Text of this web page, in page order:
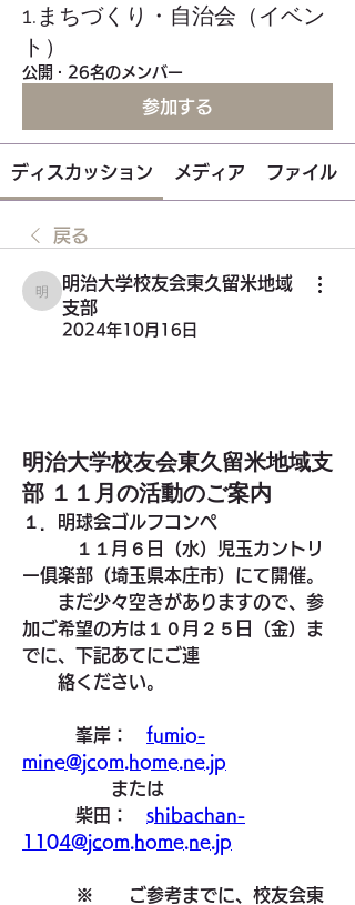
1.まちづくり・自治会（イベン
ト）
公開 · 26名のメンバー
参加する
ディスカッション メディア ファイル
戻る
明治大学校友会東久留米地域支部
明治大学校友会東久留米地域
支部
2024年10月16日
明治大学校友会東久留米地域支
部 １１月の活動のご案内
１．明球会ゴルフコンペ
１１月６日（水）児玉カントリ
ー俱楽部（埼玉県本庄市）にて開催。
まだ少々空きがありますので、参
加ご希望の方は１０月２５日（金）ま
でに、下記あてにご連
絡ください。
峯岸： fumio-
mine@jcom.home.ne.jp
または
柴田： shibachan-
1104@jcom.home.ne.jp
※　　ご参考までに、校友会東